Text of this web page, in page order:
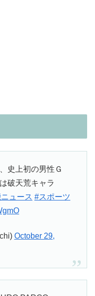
史上初の男性Ｇ
破天荒キャラ
ュース #スポーツ
October 29,